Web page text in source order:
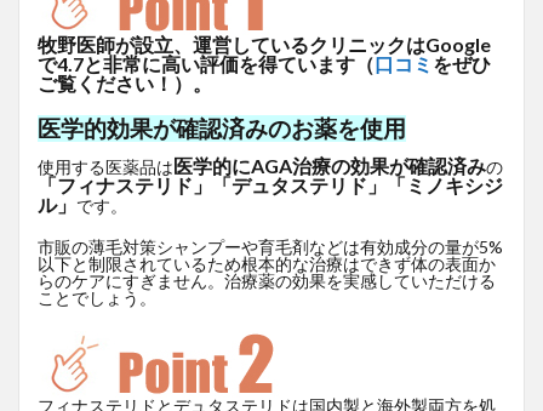
牧野医師が設立、運営しているクリニックはGoogle
で4.7と非常に高い評価を得ています（口コミ をぜひ
ご覧ください！）。
医学的効果が確認済みのお薬を使用
使用する医薬品は医学的にAGA治療の効果が確認済みの
「フィナステリド」「デュタステリド」「ミノキシジ
ル」 です。
市販の薄毛対策シャンプーや育毛剤などは有効成分の量が5%
以下と制限されているため根本的な治療はできず体の表面か
らのケアにすぎません。治療薬の効果を実感していただける
ことでしょう。
フィナステリドとデュタステリドは国内製と海外製両方を処